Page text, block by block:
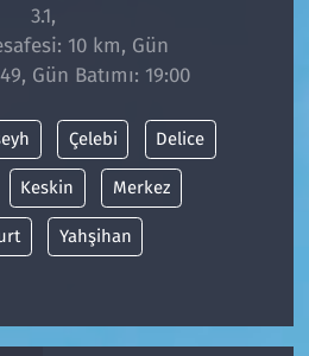
3.1,
10 km, Gün
Gün Batımı: 19:00
Çelebi Delice
Keskin Merkez
Yahşihan